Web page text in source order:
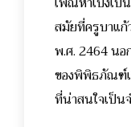
สมัยที่ครูบาแก้
พ.ศ. 2464 นอ
ของพิพิธภัณฑ์
ที่น่าสนใจเป็น